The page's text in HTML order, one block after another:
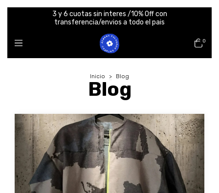
3 y 6 cuotas sin interes /10% Off con
transferencia/envios a todo el pais
0
Inicio > Blog
Blog